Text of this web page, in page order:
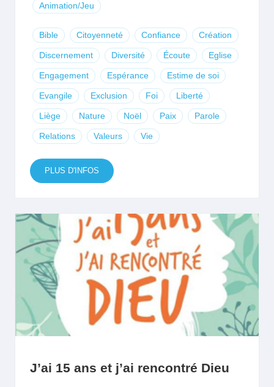
Animation/Jeu
Bible Citoyenneté Confiance Création
Discernement Diversité Écoute Eglise
Engagement Espérance Estime de soi
Evangile Exclusion Foi Liberté
Liège Nature Noël Paix Parole
Relations Valeurs Vie
PLUS D'INFOS
J’ai 15 ans et j’ai rencontré Dieu